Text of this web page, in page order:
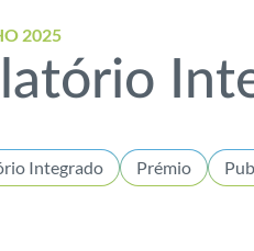
2025
Integrado Prémio